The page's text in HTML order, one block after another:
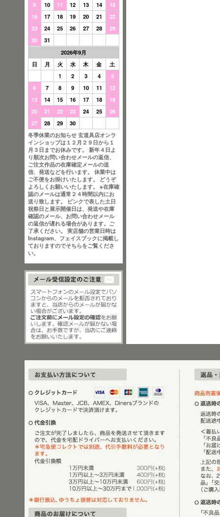
9
10 11 12 13 14
15
16
17 18 19 20 21
22
23
24 25 26 27 28
29
30
31
2026年9月
日
月 火 水 木 金
土
1
2 3 4
5
6
7 8 9 10 11
12
13
14 15 16 17 18
19
20
21 22 23 24 25
26
27
28 29
30
冬季休業のお知らせ 玄道具店オンラ
インショップは１２月２９日から１
月３日までお休みです。 新年４日よ
り順次お問い合わせメールの返信、
ご注文作品の在庫確定メールの送
信、発送などを行います。 休業中は
ご不便をお掛けいたします。 どうぞ
よろしくお願いいたします。 ※在庫確
認のメールは通常２４時間以内にお
送り致します。 ピンクで表した土日
祝祭日と展示開催日は、発送や在庫
確認のメール、お問い合わせメール
の返信が遅れる場合があります。ご
了承ください。 実店舗の営業日時は
Instagram、フェイスブックに掲載し
ておりますのでそちらをご覧くださ
い。